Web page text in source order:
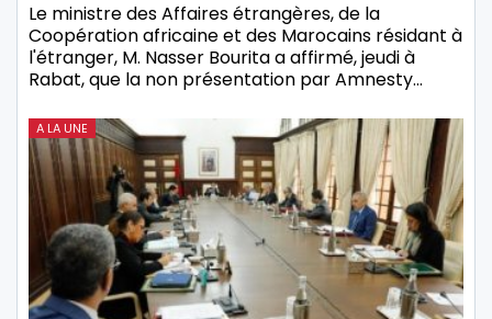
Le ministre des Affaires étrangères, de la
Coopération africaine et des Marocains résidant à
l'étranger, M. Nasser Bourita a affirmé, jeudi à
Rabat, que la non présentation par Amnesty…
A LA UNE